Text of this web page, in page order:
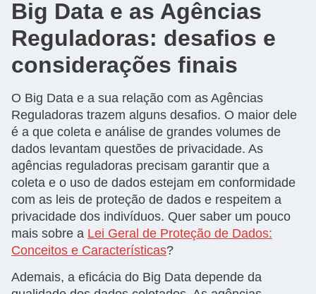
Big Data e as Agências
Reguladoras: desafios e
considerações finais
O Big Data e a sua relação com as Agências
Reguladoras trazem alguns desafios. O maior dele
é a que coleta e análise de grandes volumes de
dados levantam questões de privacidade. As
agências reguladoras precisam garantir que a
coleta e o uso de dados estejam em conformidade
com as leis de proteção de dados e respeitem a
privacidade dos indivíduos. Quer saber um pouco
mais sobre a Lei Geral de Proteção de Dados:
Conceitos e Características?
Ademais, a eficácia do Big Data depende da